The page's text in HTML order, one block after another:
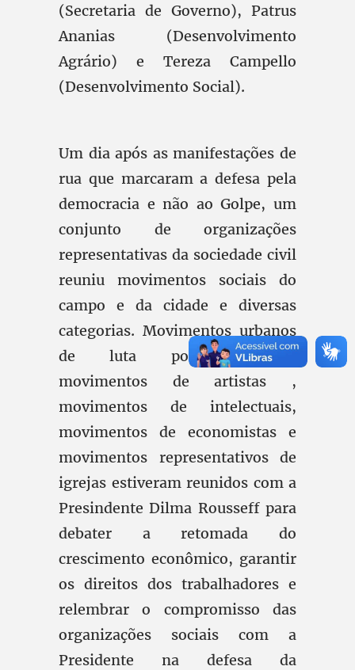
(Secretaria de Governo), Patrus
Ananias (Desenvolvimento
Agrário) e Tereza Campello
(Desenvolvimento Social).
Um dia após as manifestações de
rua que marcaram a defesa pela
democracia e não ao Golpe, um
conjunto de organizações
representativas da sociedade civil
reuniu movimentos sociais do
campo e da cidade e diversas
categorias. Movimentos urbanos
de luta por moradia,
movimentos de artistas ,
movimentos de intelectuais,
movimentos de economistas e
movimentos representativos de
igrejas estiveram reunidos com a
Presindente Dilma Rousseff para
debater a retomada do
crescimento econômico, garantir
os direitos dos trabalhadores e
relembrar o compromisso das
organizações sociais com a
Presidente na defesa da